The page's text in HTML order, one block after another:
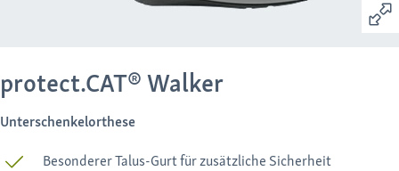
protect.CAT® Walker
Unterschenkelorthese
Besonderer Talus-Gurt für zusätzliche Sicherheit